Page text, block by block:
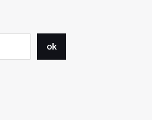
ok